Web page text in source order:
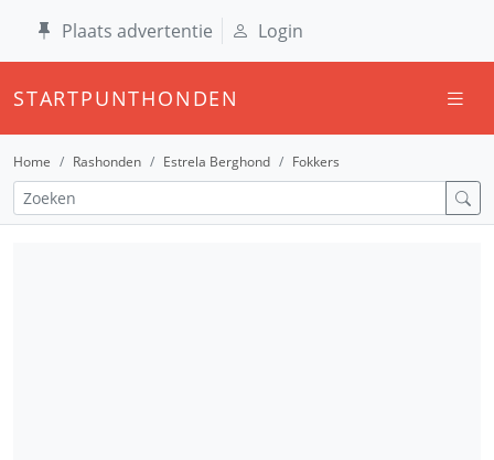
Plaats advertentie Login
STARTPUNTHONDEN
Home Rashonden Estrela Berghond Fokkers